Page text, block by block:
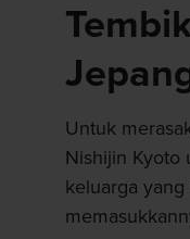
Untuk
Nishijin Kyoto
keluarga